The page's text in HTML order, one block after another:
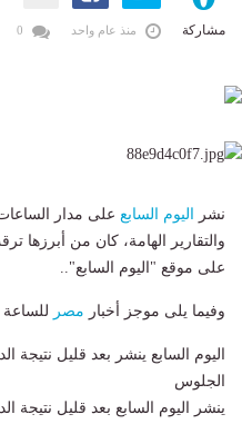
مشاركة منذ عام واحد
نشر اليوم السابع على مدار الساعات
والتقارير الهامة، كان من أبرزها
على موقع "اليوم السابع"..
وفيما يلى موجز أخبار مصر للساعة
اليوم السابع ينشر بعد قليل نتيجة
الجلوس